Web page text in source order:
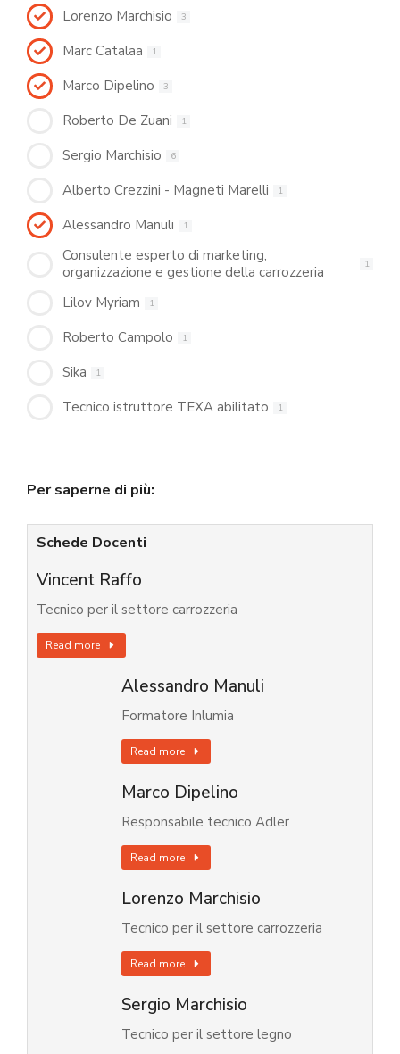
Lorenzo Marchisio 3
Marc Catalaa 1
Marco Dipelino 3
Roberto De Zuani 1
Sergio Marchisio 6
Alberto Crezzini - Magneti Marelli 1
Alessandro Manuli 1
Consulente esperto di marketing,
organizzazione e gestione della carrozzeria
1
Lilov Myriam 1
Roberto Campolo 1
Sika 1
Tecnico istruttore TEXA abilitato 1
Per saperne di più:
Schede Docenti
Vincent Raffo
Tecnico per il settore carrozzeria
Read more
Alessandro Manuli
Formatore Inlumia
Read more
Marco Dipelino
Responsabile tecnico Adler
Read more
Lorenzo Marchisio
Tecnico per il settore carrozzeria
Read more
Sergio Marchisio
Tecnico per il settore legno